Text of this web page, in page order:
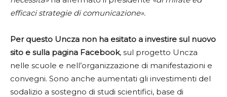
efficaci strategie di comunicazione».
Per questo Uncza non ha esitato a investire sul nuovo
sito e sulla pagina Facebook, sul progetto Uncza
nelle scuole e nell’organizzazione di manifestazioni e
convegni. Sono anche aumentati gli investimenti del
sodalizio a sostegno di studi scientifici, base di